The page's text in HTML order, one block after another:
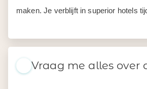
maken. Je verblijft in superior hotels
Vraag me alles over